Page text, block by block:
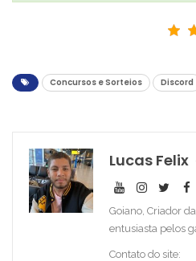
Concursos e Sorteios Discord
Lucas Felix
Goiano, Criador
entusiasta pelos
Contato do site: